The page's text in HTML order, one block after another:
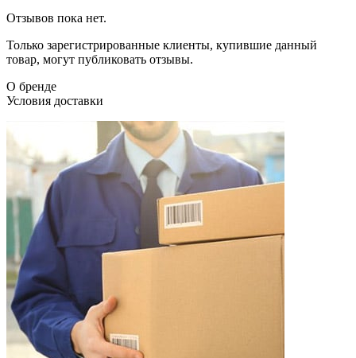
Отзывов пока нет.
Только зарегистрированные клиенты, купившие данный
товар, могут публиковать отзывы.
О бренде
Условия доставки